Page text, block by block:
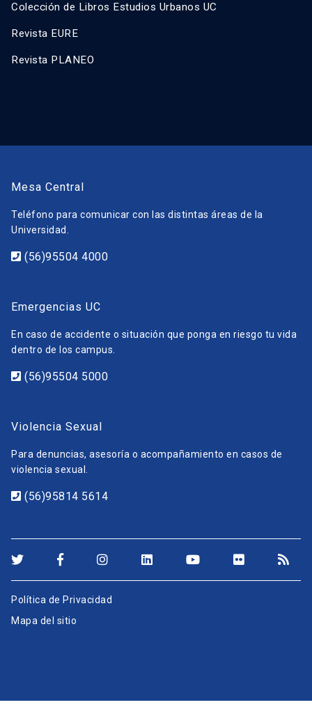
Colección de Libros Estudios Urbanos UC
Revista EURE
Revista PLANEO
Mesa Central
Teléfono para comunicar con las distintas áreas de la
Universidad.
(56)95504 4000
Emergencias UC
En caso de accidente o situación que ponga en riesgo tu vida
dentro de los campus.
(56)95504 5000
Violencia Sexual
Para denuncias, asesoría o acompañamiento en casos de
violencia sexual.
(56)95814 5614
Política de Privacidad
Mapa del sitio